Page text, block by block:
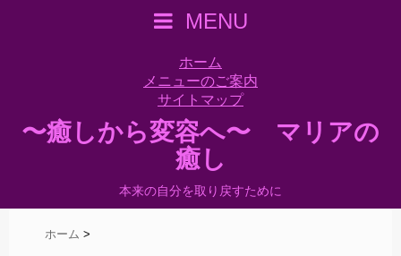
MENU
ホーム
メニューのご案内
サイトマップ
〜癒しから変容へ〜 マリアの
癒し
本来の自分を取り戻すために
ホーム >